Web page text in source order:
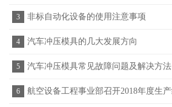
3 非标自动化设备的使用注意事项
4 汽车冲压模具的几大发展方向
5 汽车冲压模具常见故障问题及解决方法
6